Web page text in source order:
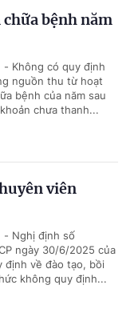
bệnh năm
- Không có quy định
nguồn thu từ hoạt
bệnh của năm sau
chưa thanh...
viên
- Nghị định số
ngày 30/6/2025 của
định về đào tạo, bồi
không quy định...